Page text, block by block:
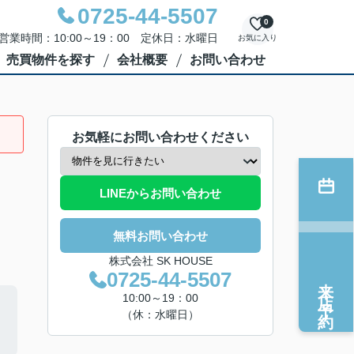
0725-44-5507
業時間：10:00～19：00 定休日：水曜日 お気に入り
0
売買物件を探す 会社概要 お問い合わせ
お気軽にお問い合わせください
LINEからお問い合わせ
無料お問い合わせ
株式会社 SK HOUSE
0725-44-5507
10:00～19：00
（休：水曜日）
来店予約